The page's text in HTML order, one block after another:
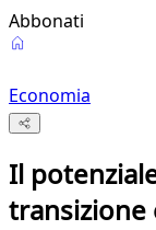
Abbonati
Economia
Il
transizione